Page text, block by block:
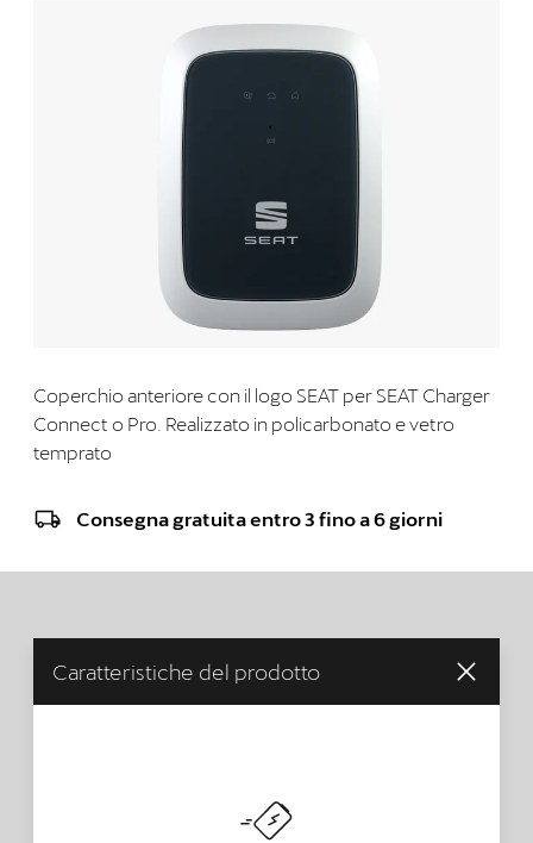
Coperchio anteriore con il logo SEAT per SEAT Charger
Connect o Pro. Realizzato in policarbonato e vetro
temprato
Consegna gratuita entro 3 fino a 6 giorni
Caratteristiche del prodotto